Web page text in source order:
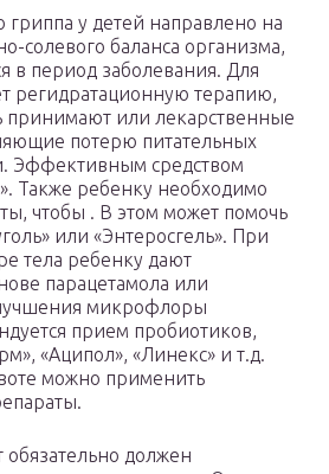
у детей направлено на
солевого баланса организма,
в период заболевания. Для
регидратационную терапию,
принимают или лекарственные
потерю питательных
Эффективным средством
Также ребенку необходимо
чтобы . В этом может помочь
или «Энтеросгель». При
тела ребенку дают
парацетамола или
микрофлоры
прием пробиотиков,
«Аципол», «Линекс» и т.д.
можно применить
должен